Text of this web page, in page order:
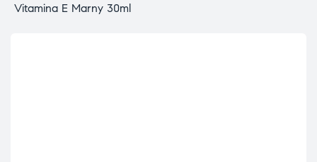
Vitamina E Marny 30ml